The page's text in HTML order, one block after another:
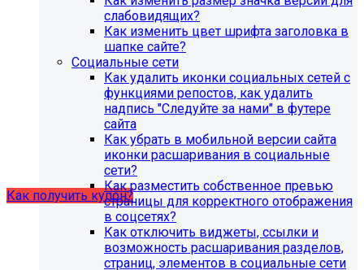
В связи с новыми требованиями Приказа 1493
Рособнадзора нами были внесены изменения в
поставку готовых решений для образовательных
Теперь в сборку готовых решений для образовательных
организаций входит модуль SIMAI-SF4: Сведения об
образовательной организации (simai.sveden). Для
корректной работы модуля необходимо активировать
Как получить купон?
Что делать, если на хостинге не
хватает места?
слабовидящих?
Как изменить цвет шрифта заголовка в
шапке сайте?
Социальные сети
Как удалить иконки социальных сетей с
функциями репостов, как удалить
надпись "Следуйте за нами" в футере
сайта
Как убрать в мобильной версии сайта
иконки расшаривания в социальные
сети?
Как разместить собственное превью
страницы для корректного отображения
в соцсетях?
Как отключить виджеты, ссылки и
возможность расшаривания разделов,
страниц, элементов в социальные сети